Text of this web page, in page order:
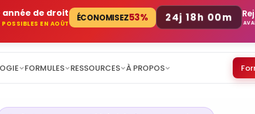
de droit
EN AOÛT
ÉCONOMISEZ53% 24j 18h 00m
FORMULES RESSOURCES À PROPOS